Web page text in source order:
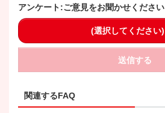
アンケート:ご意見をお聞かせください
(選択してください)
送信する
関連するFAQ